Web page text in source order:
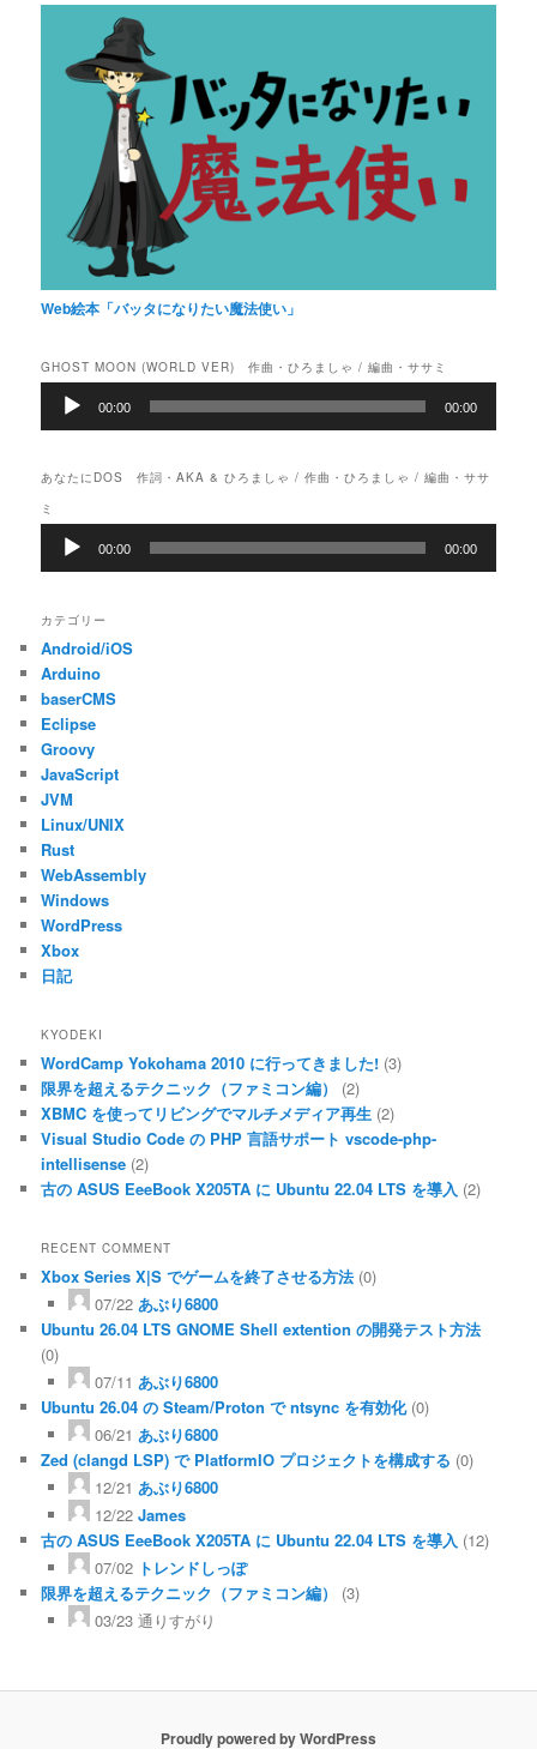
Web絵本「バッタになりたい魔法使い」
GHOST MOON (WORLD VER) 作曲・ひろましゃ / 編曲・ササミ
ー
ヤ
ー
00:00 00:00
あなたにDOS 作詞・AKA & ひろましゃ / 作曲・ひろましゃ / 編曲・ササ
ミ
ー
ヤ
ー
00:00 00:00
カテゴリー
Android/iOS
Arduino
baserCMS
Eclipse
Groovy
JavaScript
JVM
Linux/UNIX
Rust
WebAssembly
Windows
WordPress
Xbox
日記
KYODEKI
WordCamp Yokohama 2010 に行ってきました! (3)
限界を超えるテクニック（ファミコン編）
(2)
XBMC を使ってリビングでマルチメディア再生 (2)
Visual Studio Code の PHP 言語サポート vscode-php-
intellisense (2)
古の ASUS EeeBook X205TA に Ubuntu 22.04 LTS を導入 (2)
RECENT COMMENT
Xbox Series X|S でゲームを終了させる方法(0)
07/22 あぶり6800
Ubuntu 26.04 LTS GNOME Shell extention の開発テスト方法
(0)
07/11 あぶり6800
Ubuntu 26.04 の Steam/Proton で ntsync を有効化(0)
06/21 あぶり6800
Zed (clangd LSP) で PlatformIO プロジェクトを構成する (0)
12/21 あぶり6800
12/22 James
古の ASUS EeeBook X205TA に Ubuntu 22.04 LTS を導入 (12)
07/02 トレンドしっぽ
限界を超えるテクニック（ファミコン編）
(3)
03/23通りすがり
Proudly powered by WordPress